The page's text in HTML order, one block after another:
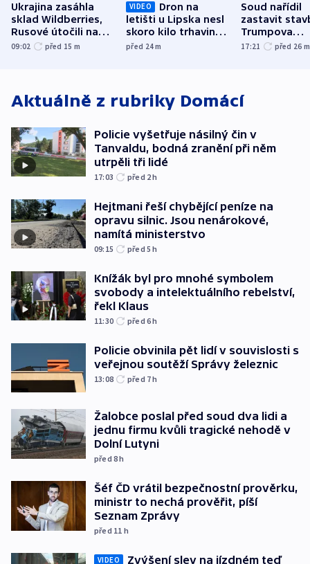
Ukrajina zasáhla
sklad Wildberries,
Rusové útočili na
trh, hasiče či
09:02 před 15 m
VIDEO
Dron na
letišti u Lipska nesl
skoro kilo trhaviny,
indicie ukazují na
před 24m
Soud nařídil
zastavit
Trumpova
tanečního
17:21 před 26 m
Aktuálně z rubriky Domácí
Policie vyšetřuje násilný čin v
Tanvaldu, bodná zranění při něm
utrpěli tři lidé
17:03 před 2h
Hejtmani řeší chybějící peníze na
opravu silnic. Jsou nenárokové,
namítá ministerstvo
09:15 před 5h
Knížák byl pro mnohé symbolem
svobody a intelektuálního rebelství,
řekl Klaus
11:30 před 6h
Policie obvinila pět lidí v souvislosti s
veřejnou soutěží Správy železnic
13:08 před 7h
Žalobce poslal před soud dva lidi a
jednu firmu kvůli tragické nehodě v
Dolní Lutyni
před 8h
Šéf ČD vrátil bezpečnostní prověrku,
ministr to nechá prověřit, píší
Seznam Zprávy
před 11 h
VIDEO
Zvýšení slev na jízdném teď